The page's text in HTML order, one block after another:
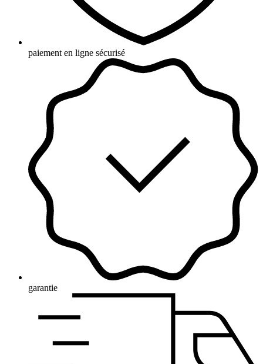
paiement en ligne sécurisé
garantie